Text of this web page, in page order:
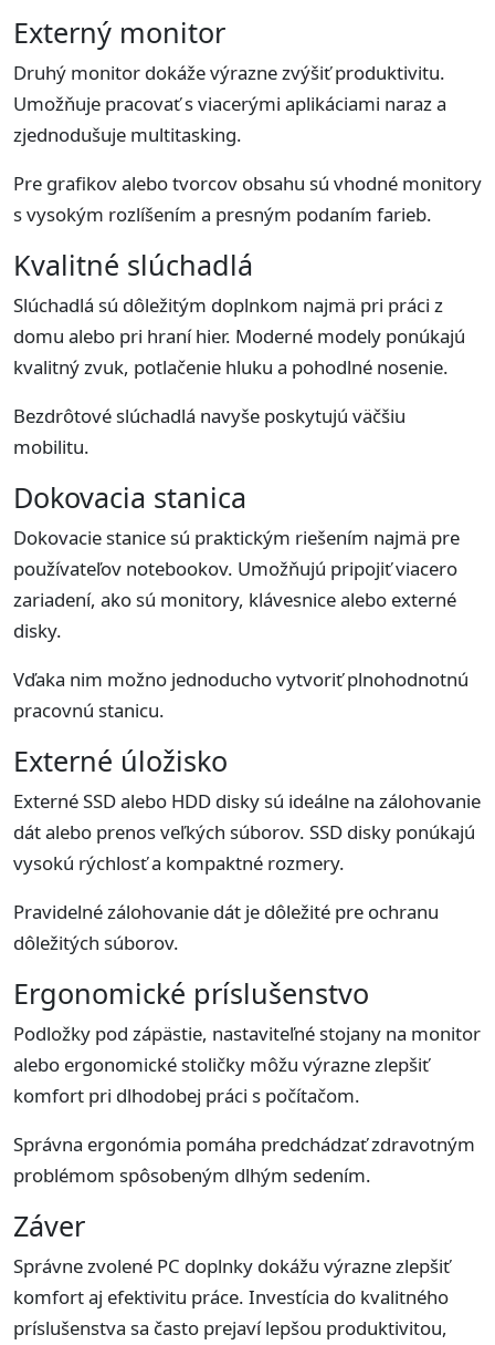
Externý monitor
Druhý monitor dokáže výrazne zvýšiť produktivitu.
Umožňuje pracovať s viacerými aplikáciami naraz a
zjednodušuje multitasking.
Pre grafikov alebo tvorcov obsahu sú vhodné monitory
s vysokým rozlíšením a presným podaním farieb.
Kvalitné slúchadlá
Slúchadlá sú dôležitým doplnkom najmä pri práci z
domu alebo pri hraní hier. Moderné modely ponúkajú
kvalitný zvuk, potlačenie hluku a pohodlné nosenie.
Bezdrôtové slúchadlá navyše poskytujú väčšiu
mobilitu.
Dokovacia stanica
Dokovacie stanice sú praktickým riešením najmä pre
používateľov notebookov. Umožňujú pripojiť viacero
zariadení, ako sú monitory, klávesnice alebo externé
disky.
Vďaka nim možno jednoducho vytvoriť plnohodnotnú
pracovnú stanicu.
Externé úložisko
Externé SSD alebo HDD disky sú ideálne na zálohovanie
dát alebo prenos veľkých súborov. SSD disky ponúkajú
vysokú rýchlosť a kompaktné rozmery.
Pravidelné zálohovanie dát je dôležité pre ochranu
dôležitých súborov.
Ergonomické príslušenstvo
Podložky pod zápästie, nastaviteľné stojany na monitor
alebo ergonomické stoličky môžu výrazne zlepšiť
komfort pri dlhodobej práci s počítačom.
Správna ergonómia pomáha predchádzať zdravotným
problémom spôsobeným dlhým sedením.
Záver
Správne zvolené PC doplnky dokážu výrazne zlepšiť
komfort aj efektivitu práce. Investícia do kvalitného
príslušenstva sa často prejaví lepšou produktivitou,